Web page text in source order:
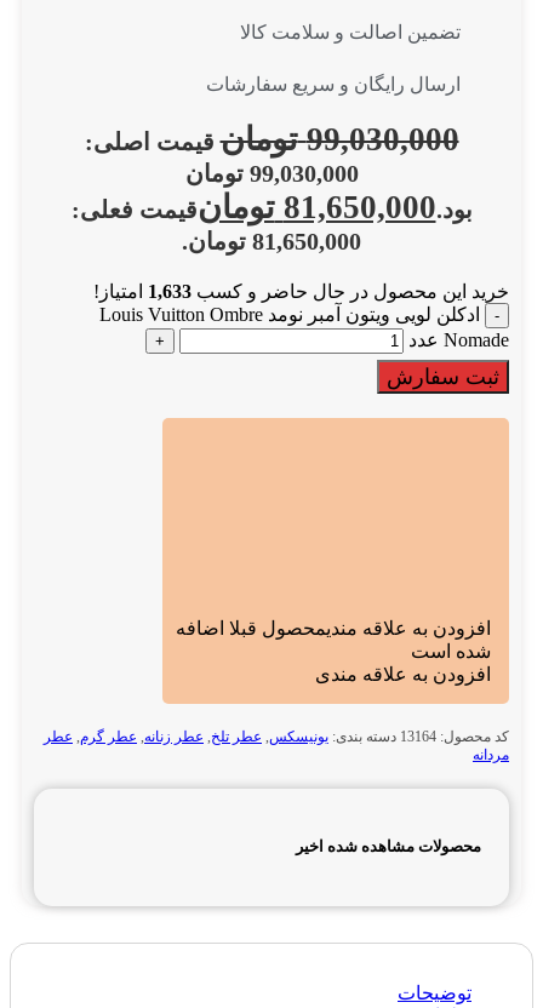
تضمین اصالت و سلامت کالا
ارسال رایگان و سریع سفارشات
99,030,000 تومان قیمت اصلی:
99,030,000 تومان
بود.81,650,000 تومانقیمت فعلی:
81,650,000 تومان.
خرید این محصول در حال حاضر و کسب 1,633 امتیاز!
ادکلن لویی ویتون آمبر نومد Louis Vuitton Ombre
Nomade عدد
ثبت سفارش
افزودن به علاقه مندیمحصول قبلا اضافه
شده است
افزودن به علاقه مندی
کد محصول: 13164 دسته بندی: یونیسکس, عطر تلخ, عطر زنانه, عطر گرم, عطر
مردانه
محصولات مشاهده شده اخیر
توضیحات